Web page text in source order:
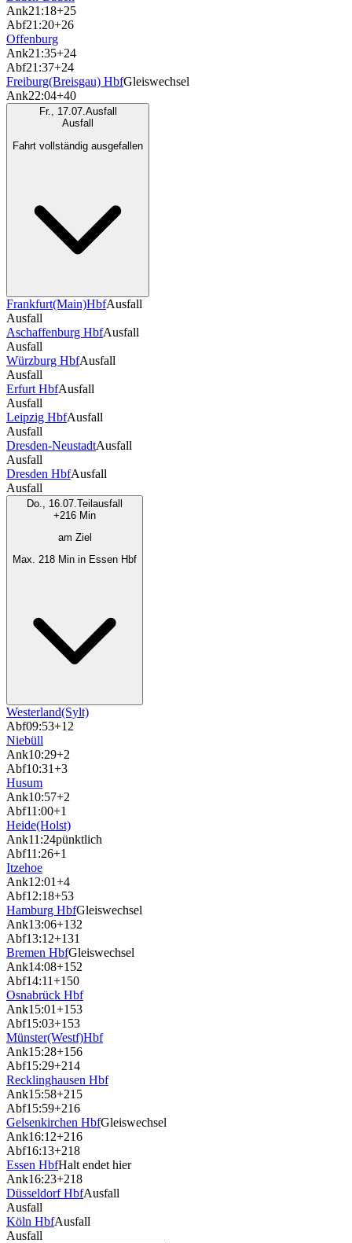
Ank21:18+25
Abf21:20+26
Offenburg
Ank21:35+24
Abf21:37+24
Freiburg(Breisgau) HbfGleiswechsel
Ank22:04+40
Fr., 17.07.Ausfall
Ausfall
Fahrt vollständig ausgefallen
Frankfurt(Main)HbfAusfall
Ausfall
Aschaffenburg HbfAusfall
Ausfall
Würzburg HbfAusfall
Ausfall
Erfurt HbfAusfall
Ausfall
Leipzig HbfAusfall
Ausfall
Dresden-NeustadtAusfall
Ausfall
Dresden HbfAusfall
Ausfall
Do., 16.07. Teilausfall
+216 Min
am Ziel
Max. 218 Min in Essen Hbf
Westerland(Sylt)
Abf09:53+12
Niebüll
Ank10:29+2
Abf10:31+3
Husum
Ank10:57+2
Abf11:00+1
Heide(Holst)
Ank11:24pünktlich
Abf11:26+1
Itzehoe
Ank12:01+4
Abf12:18+53
Hamburg HbfGleiswechsel
Ank13:06+132
Abf13:12+131
Bremen HbfGleiswechsel
Ank14:08+152
Abf14:11+150
Osnabrück Hbf
Ank15:01+153
Abf15:03+153
Münster(Westf)Hbf
Ank15:28+156
Abf15:29+214
Recklinghausen Hbf
Ank15:58+215
Abf15:59+216
Gelsenkirchen HbfGleiswechsel
Ank16:12+216
Abf16:13+218
Essen HbfHalt endet hier
Ank16:23+218
Düsseldorf HbfAusfall
Ausfall
Köln HbfAusfall
Ausfall